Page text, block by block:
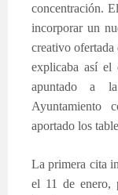
concentración.
incorporar un
creativo
explicaba así el
apuntado a
Ayuntamiento
aportado los
La primera cita
el 11 de enero,